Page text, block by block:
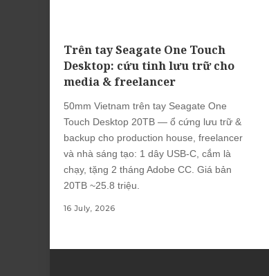
Trên tay Seagate One Touch
Desktop: cứu tinh lưu trữ cho
media & freelancer
50mm Vietnam trên tay Seagate One
Touch Desktop 20TB — ổ cứng lưu trữ &
backup cho production house, freelancer
và nhà sáng tạo: 1 dây USB-C, cắm là
chạy, tặng 2 tháng Adobe CC. Giá bản
20TB ~25.8 triệu.
16 July, 2026